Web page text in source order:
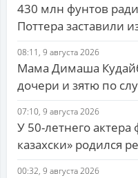
430 млн фунтов
Поттера заставили
08:11, 9 августа 2026
Мама Димаша
дочери и зятю по
07:10, 9 августа 2026
У 50-летнего
казахски» родился
00:32, 9 августа 2026